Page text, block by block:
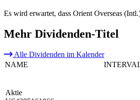
Es wird erwartet, dass Orient Overseas
Mehr Dividenden-Titel
Alle Dividenden im Kalender
NAME
Aktie